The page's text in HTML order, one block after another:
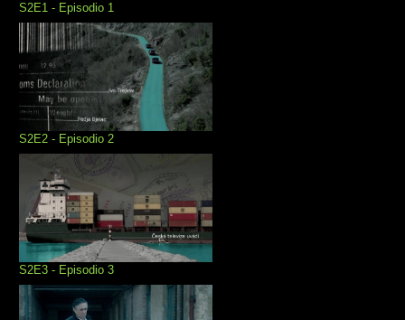
S2E1 - Episodio 1
S2E2 - Episodio 2
S2E3 - Episodio 3